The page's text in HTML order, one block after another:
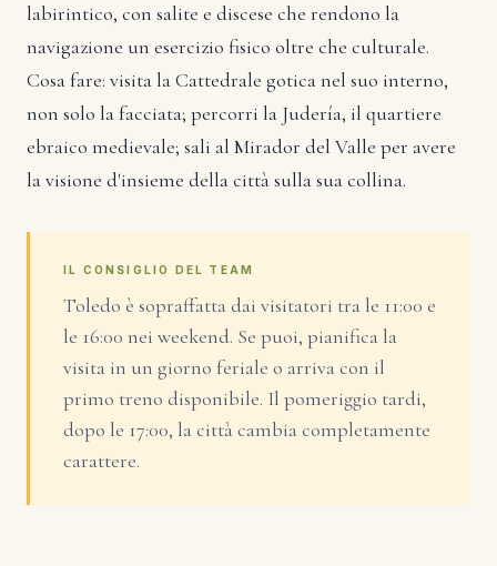
labirintico, con salite e discese che rendono la
navigazione un esercizio fisico oltre che culturale.
Cosa fare: visita la Cattedrale gotica nel suo interno,
non solo la facciata; percorri la Judería, il quartiere
ebraico medievale; sali al Mirador del Valle per avere
la visione d'insieme della città sulla sua collina.
IL CONSIGLIO DEL TEAM
Toledo è sopraffatta dai visitatori tra le 11:00 e
le 16:00 nei weekend. Se puoi, pianifica la
visita in un giorno feriale o arriva con il
primo treno disponibile. Il pomeriggio tardi,
dopo le 17:00, la città cambia completamente
carattere.